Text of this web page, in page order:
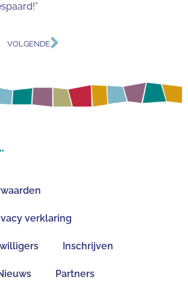
VOLGENDE
verklaring
Inschrijven
Partners